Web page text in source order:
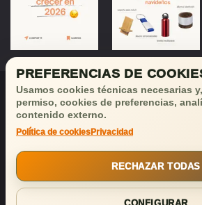
buenas noticias!
PREFERENCIAS DE
Usamos cookies técnicas necesarias
permiso, cookies de preferencias,
contenido externo.
Política de cookies Privacidad
RECHAZAR TODAS
CONFIGURAR